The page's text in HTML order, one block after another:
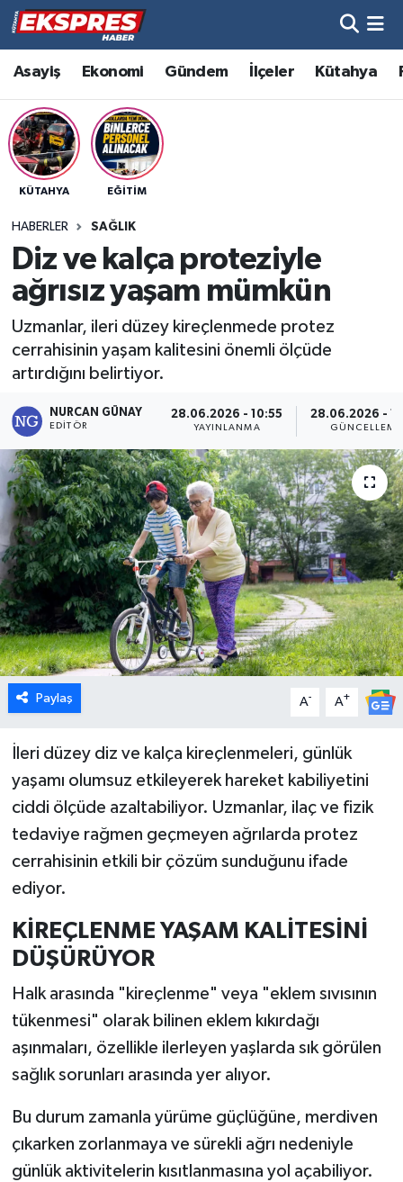
Asayiş Ekonomi Gündem İlçeler Kütahya
KÜTAHYA EĞITIM
HABERLER SAĞLIK
Diz ve kalça proteziyle
ağrısız yaşam mümkün
Uzmanlar, ileri düzey kireçlenmede protez
cerrahisinin yaşam kalitesini önemli ölçüde
artırdığını belirtiyor.
NURCAN GÜNAY
EDITÖR
28.06.2026 - 10:55
YAYINLANMA
28.06.2026 -
GÜNCELLEME
Paylaş A- A+
İleri düzey diz ve kalça kireçlenmeleri, günlük
yaşamı olumsuz etkileyerek hareket kabiliyetini
ciddi ölçüde azaltabiliyor. Uzmanlar, ilaç ve fizik
tedaviye rağmen geçmeyen ağrılarda protez
cerrahisinin etkili bir çözüm sunduğunu ifade
ediyor.
KİREÇLENME YAŞAM KALİTESİNİ
DÜŞÜRÜYOR
Halk arasında "kireçlenme" veya "eklem sıvısının
tükenmesi" olarak bilinen eklem kıkırdağı
aşınmaları, özellikle ilerleyen yaşlarda sık görülen
sağlık sorunları arasında yer alıyor.
Bu durum zamanla yürüme güçlüğüne, merdiven
çıkarken zorlanmaya ve sürekli ağrı nedeniyle
günlük aktivitelerin kısıtlanmasına yol açabiliyor.
Altıntaş
Asayiş
Aslanapa
Bölge
Çavdarhisar
Domaniç
Eğitim
Ekonomi
Emet
Foto Galeri
Gediz
Genel
Gündem
Hisarcık
İlçeler
Köşe Yazıları
Kültür Sanat
Kütahya
Otomobil
Pazarlar
Politika
Hava Durumu
Trafik Durumu
Süper Lig Puan Durumu ve Fikstür
Son Dakika Haberleri
Haber Arşivi